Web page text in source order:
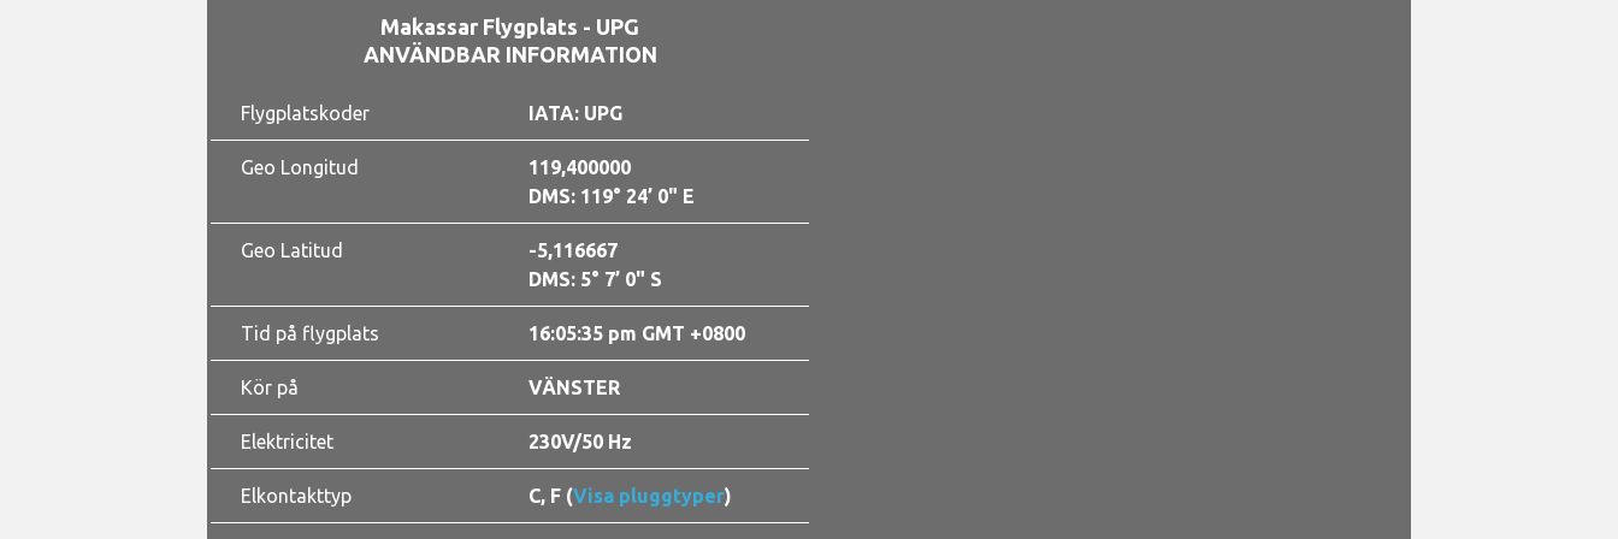
Makassar Flygplats - UPG
ANVÄNDBAR INFORMATION
Flygplatskoder IATA: UPG
Geo Longitud
119,400000
DMS: 119° 24’ 0" E
Geo Latitud
-5,116667
DMS: 5° 7’ 0" S
Tid på flygplats 16:05:37 pm GMT +0800
Kör på VÄNSTER
Elektricitet 230V/50 Hz
Elkontakttyp C, F (Visa pluggtyper)